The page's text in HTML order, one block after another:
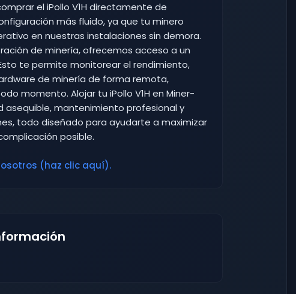
el iPollo V1H directamente de
más fluido, ya que tu minero
en nuestras instalaciones sin demora.
de minería, ofrecemos acceso a un
te permite monitorear el rendimiento,
de minería de forma remota,
momento. Alojar tu iPollo V1H en Miner-
asequible, mantenimiento profesional y
todo diseñado para ayudarte a maximizar
posible.
(haz clic aquí).